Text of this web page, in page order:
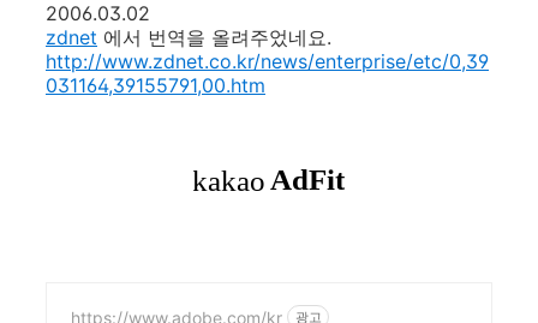
2006.03.02
zdnet 에서 번역을 올려주었네요.
http://www.zdnet.co.kr/news/enterprise/etc/0,39
031164,39155791,00.htm
https://www.adobe.com/kr 광고